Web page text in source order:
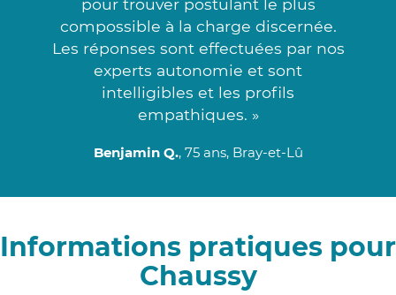
pour trouver postulant le plus
compossible à la charge discernée.
Les réponses sont effectuées par nos
experts autonomie et sont
intelligibles et les profils
empathiques. »
Benjamin Q., 75 ans, Bray-et-Lû
Informations pratiques pour
Chaussy